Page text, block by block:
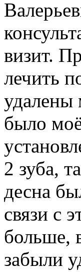
визит.
лечить
удалены
было
2 зуба,
десна
связи с
больше,
забыли